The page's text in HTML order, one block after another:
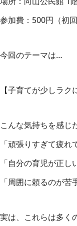
参加費：500円（初回
今回のテーマは…
【子育てが少しラ
こんな気持ちを感じ
「頑張りすぎて疲れ
「自分の育児が正し
「周囲に頼るのが苦
実は、これらは多く